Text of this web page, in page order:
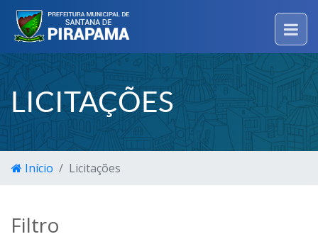
LICITAÇÕES
Início Licitações
Filtro